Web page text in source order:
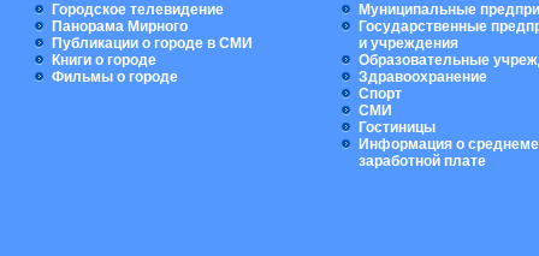
Городское телевидение
Панорама Мирного
Публикации о городе в СМИ
Книги о городе
Фильмы о городе
Муниципальные
Государственные
и учреждения
Образовательные
Здравоохранение
Спорт
СМИ
Гостиницы
Информация о
заработной плате